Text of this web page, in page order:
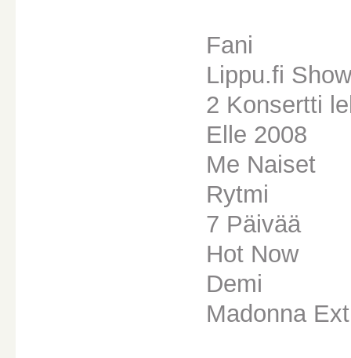
Fani
Lippu.fi Show
2 Konsertti
Elle 2008
Me Naiset
Rytmi
7 Päivää
Hot Now
Demi
Madonna